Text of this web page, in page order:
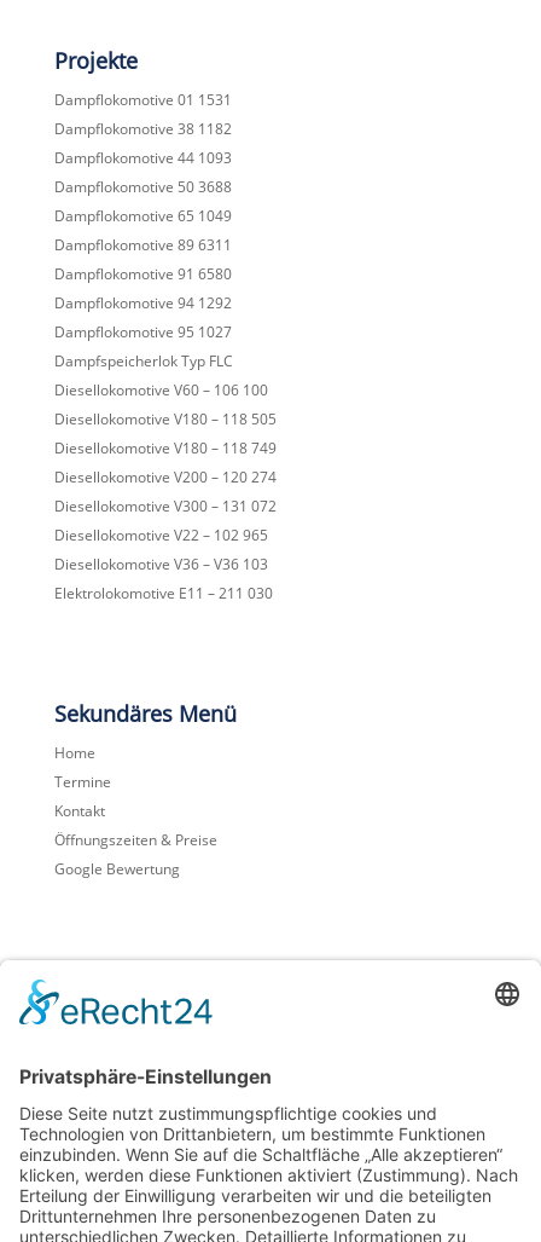
Projekte
Dampflokomotive 01 1531
Dampflokomotive 38 1182
Dampflokomotive 44 1093
Dampflokomotive 50 3688
Dampflokomotive 65 1049
Dampflokomotive 89 6311
Dampflokomotive 91 6580
Dampflokomotive 94 1292
Dampflokomotive 95 1027
Dampfspeicherlok Typ FLC
Diesellokomotive V60 – 106 100
Diesellokomotive V180 – 118 505
Diesellokomotive V180 – 118 749
Diesellokomotive V200 – 120 274
Diesellokomotive V300 – 131 072
Diesellokomotive V22 – 102 965
Diesellokomotive V36 – V36 103
Elektrolokomotive E11 – 211 030
Sekundäres Menü
Home
Termine
Kontakt
Öffnungszeiten & Preise
Google Bewertung
Footermenü
Impressum
Cookie-Einstellungen
Sitemap
Download